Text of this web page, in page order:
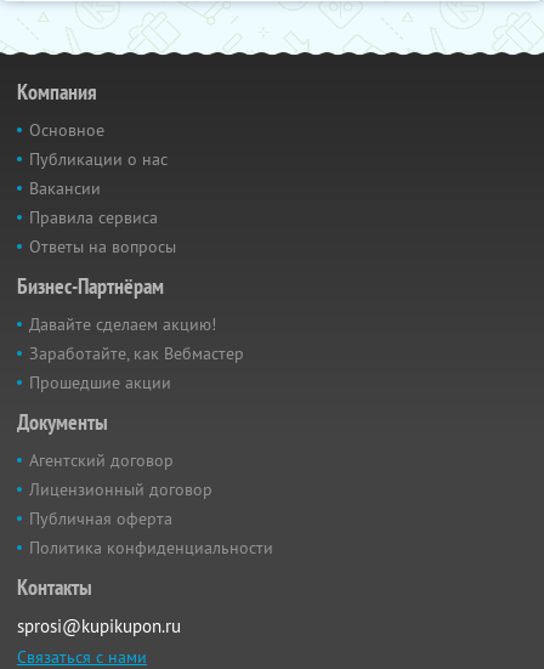
Компания
Основное
Публикации о нас
Вакансии
Правила сервиса
Ответы на вопросы
Бизнес-Партнёрам
Давайте сделаем акцию!
Заработайте, как Вебмастер
Прошедшие акции
Документы
Агентский договор
Лицензионный договор
Публичная оферта
Политика конфиденциальности
Контакты
sprosi@kupikupon.ru
Связаться с нами